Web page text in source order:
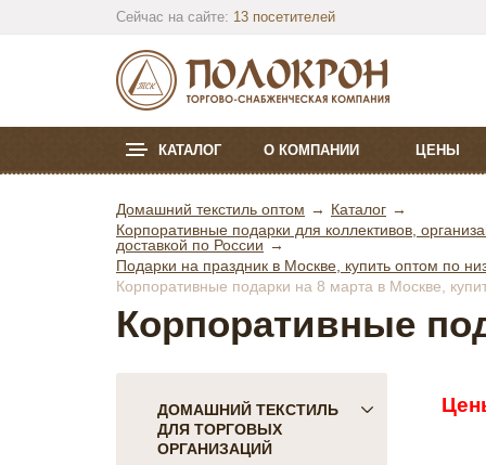
Сейчас на сайте: 13 посетителей
КАТАЛОГ О КОМПАНИИ ЦЕНЫ
Домашний текстиль оптом
Каталог
Корпоративные подарки для коллективов,
доставкой по России
Подарки на праздник в Москве, купить оптом по
Корпоративные подарки на 8 марта в Москве,
Корпоративные
ДОМАШНИЙ ТЕКСТИЛЬ
ДЛЯ ТОРГОВЫХ
ОРГАНИЗАЦИЙ